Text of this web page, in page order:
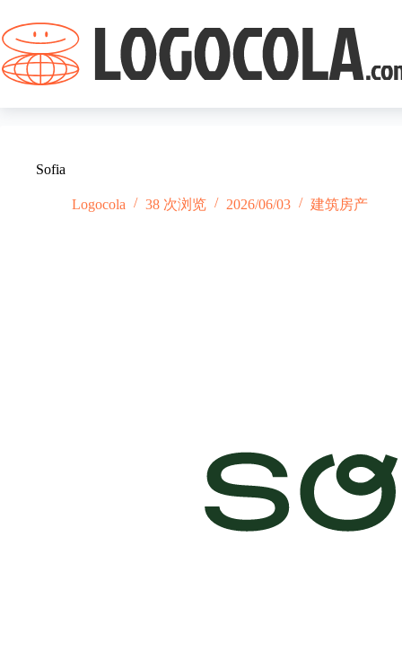
过
内
容
Sofia
Logocola 38 次浏览 2026/06/03 建筑房产